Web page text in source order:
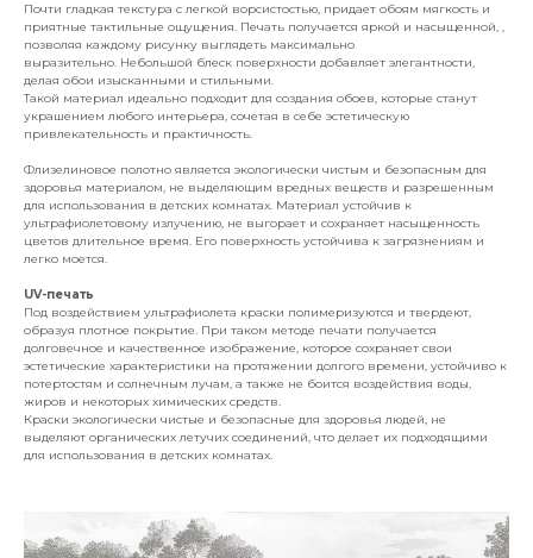
Почти гладкая текстура с легкой ворсистостью, придает обоям мягкость и
приятные тактильные ощущения. Печать получается яркой и насыщенной, ,
позволяя каждому рисунку выглядеть максимально
выразительно. Небольшой блеск поверхности добавляет элегантности,
делая обои изысканными и стильными.
Такой материал идеально подходит для создания обоев, которые станут
украшением любого интерьера, сочетая в себе эстетическую
привлекательность и практичность.
Флизелиновое полотно является экологически чистым и безопасным для
здоровья материалом, не выделяющим вредных веществ и разрешенным
для использования в детских комнатах. Материал устойчив к
ультрафиолетовому излучению, не выгорает и сохраняет насыщенность
цветов длительное время. Его поверхность устойчива к загрязнениям и
легко моется.
UV-печать
Под воздействием ультрафиолета краски полимеризуются и твердеют,
образуя плотное покрытие. При таком методе печати получается
долговечное и качественное изображение, которое сохраняет свои
эстетические характеристики на протяжении долгого времени, устойчиво к
потертостям и солнечным лучам, а также не боится воздействия воды,
жиров и некоторых химических средств.
Краски экологически чистые и безопасные для здоровья людей, не
выделяют органических летучих соединений, что делает их подходящими
для использования в детских комнатах.